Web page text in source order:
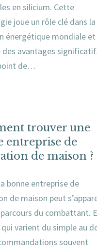
en silicium. Cette
joue un rôle clé dans la
énergétique mondiale et
des avantages
de…
trouver une
entreprise de
de maison ?
bonne entreprise de
de maison peut
du combattant.
varient du simple au
souvent